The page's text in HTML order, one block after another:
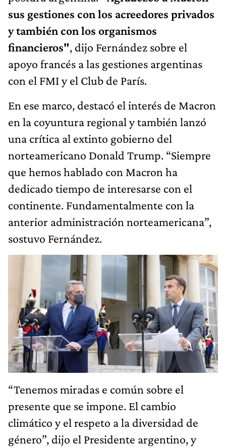
sus gestiones con los acreedores privados
y también con los organismos
financieros", dijo Fernández sobre el
apoyo francés a las gestiones argentinas
con el FMI y el Club de París.
En ese marco, destacó el interés de Macron
en la coyuntura regional y también lanzó
una crítica al extinto gobierno del
norteamericano Donald Trump. “Siempre
que hemos hablado con Macron ha
dedicado tiempo de interesarse con el
continente. Fundamentalmente con la
anterior administración norteamericana”,
sostuvo Fernández.
“Tenemos miradas e común sobre el
presente que se impone. El cambio
climático y el respeto a la diversidad de
género”, dijo el Presidente argentino, y